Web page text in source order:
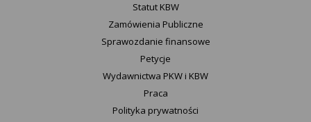
Statut K​BW
Zamówienia Publiczne
Sprawozdanie finansowe
Petycje
Wydawnictwa PKW i KBW
Praca
Polityka prywatności